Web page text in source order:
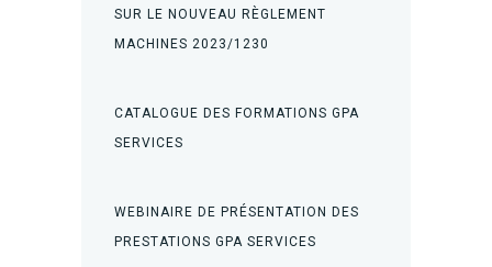
SUR LE NOUVEAU RÈGLEMENT
MACHINES 2023/1230
CATALOGUE DES FORMATIONS GPA
SERVICES
WEBINAIRE DE PRÉSENTATION DES
PRESTATIONS GPA SERVICES